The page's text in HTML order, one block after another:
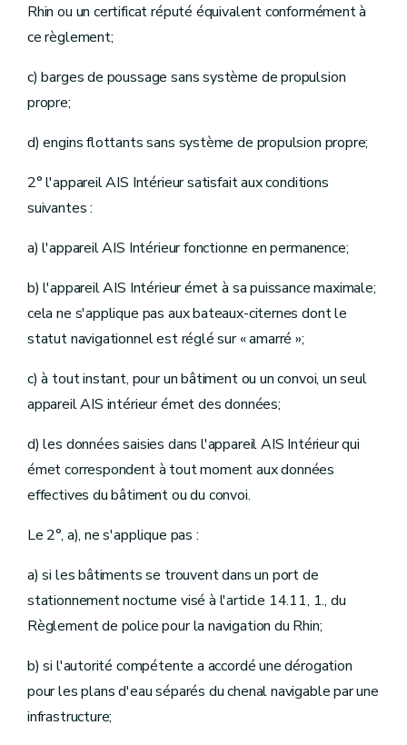
Rhin ou un certificat réputé équivalent conformément à
ce règlement;
c) barges de poussage sans système de propulsion
propre;
d) engins flottants sans système de propulsion propre;
2° l'appareil AIS Intérieur satisfait aux conditions
suivantes :
a) l'appareil AIS Intérieur fonctionne en permanence;
b) l'appareil AIS Intérieur émet à sa puissance maximale;
cela ne s'applique pas aux bateaux-citernes dont le
statut navigationnel est réglé sur « amarré »;
c) à tout instant, pour un bâtiment ou un convoi, un seul
appareil AIS intérieur émet des données;
d) les données saisies dans l'appareil AIS Intérieur qui
émet correspondent à tout moment aux données
effectives du bâtiment ou du convoi.
Le 2°, a), ne s'applique pas :
a) si les bâtiments se trouvent dans un port de
stationnement nocturne visé à l'article 14.11, 1., du
Règlement de police pour la navigation du Rhin;
b) si l'autorité compétente a accordé une dérogation
pour les plans d'eau séparés du chenal navigable par une
infrastructure;